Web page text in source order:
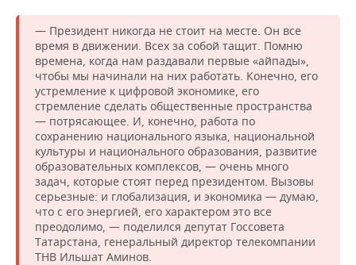
ВОЛЕЙБОЛ
КИБЕРСПОРТ
ФИГУРНОЕ КАТАНИЕ
ВОДНЫЕ ВИДЫ СПОРТА
ХОККЕЙ С МЯЧОМ
ИСТОРИЯ
КУЛЬТУРА
МЕДИЦИНА
ОБРАЗОВАНИЕ
ПРОИСШЕСТВИЯ
СПРАВОЧНИК
СПИСОК ПЕРСОН
СПИСОК КОМПАНИЙ
ПОЛНАЯ ВЕРСИЯ
— Президент никогда не стоит на месте. Он все
время в движении. Всех за собой тащит. Помню
времена, когда нам раздавали первые «айпады»,
чтобы мы начинали на них работать. Конечно, его
устремление к цифровой экономике, его
стремление сделать общественные пространства
— потрясающее. И, конечно, работа по
сохранению национального языка, национальной
культуры и национального образования, развитие
образовательных комплексов, — очень много
задач, которые стоят перед президентом. Вызовы
серьезные: и глобализация, и экономика — думаю,
что с его энергией, его характером это все
преодолимо, — поделился депутат Госсовета
Татарстана, генеральный директор телекомпании
ТНВ Ильшат Аминов.